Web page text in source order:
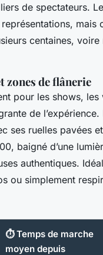
de spectateurs.
mais
centaines,
zones de flânerie
pour les shows, les
de l’expérience.
ses ruelles pavées
baigné d’une
authentiques.
ou simplement
⏱️ Temps de marche
moyen depuis